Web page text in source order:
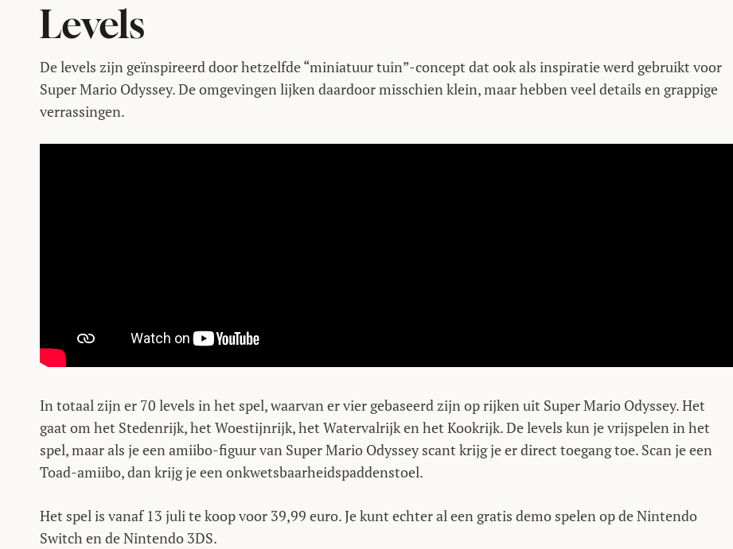
Levels
De levels zijn geïnspireerd door hetzelfde “miniatuur tuin”-concept dat ook als inspiratie werd gebruikt voor
Super Mario Odyssey. De omgevingen lijken daardoor misschien klein, maar hebben veel details en grappige
verrassingen.
In totaal zijn er 70 levels in het spel, waarvan er vier gebaseerd zijn op rijken uit Super Mario Odyssey. Het
gaat om het Stedenrijk, het Woestijnrijk, het Watervalrijk en het Kookrijk. De levels kun je vrijspelen in het
spel, maar als je een amiibo-figuur van Super Mario Odyssey scant krijg je er direct toegang toe. Scan je een
Toad-amiibo, dan krijg je een onkwetsbaarheidspaddenstoel.
Het spel is vanaf 13 juli te koop voor 39,99 euro. Je kunt echter al een gratis demo spelen op de Nintendo
Switch en de Nintendo 3DS.